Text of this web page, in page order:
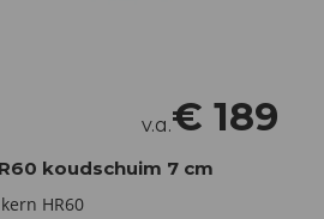
v.a.€ 189
koudschuim 7 cm
HR60